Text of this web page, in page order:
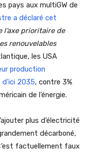
pays aux multiGW de
a déclaré cet
l’axe prioritaire de
renouvelables
les USA
production
2035, contre 3%
de l’énergie.
plus d’électricité
décarboné,
factuellement faux